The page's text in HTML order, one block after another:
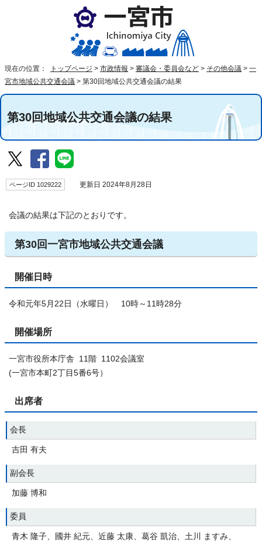
現在の位置： トップページ > 市政情報 > 審議会・委員会など > その他会議 > 一
宮市地域公共交通会議 > 第30回地域公共交通会議の結果
第30回地域公共交通会議の結果
ページID 1029222 更新日 2024年8月28日
会議の結果は下記のとおりです。
第30回一宮市地域公共交通会議
開催日時
令和元年5月22日（水曜日） 10時～11時28分
開催場所
一宮市役所本庁舎 11階 1102会議室
(一宮市本町2丁目5番6号）
出席者
会長
吉田 有夫
副会長
加藤 博和
委員
青木 隆子、國井 紀元、近藤 太康、葛谷 凱治、土川 ますみ、